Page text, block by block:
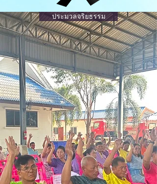
ประมวลจริยธรรม